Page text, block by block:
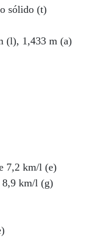
sólido (t)
(l), 1,433 m (a)
7,2 km/l (e)
8,9 km/l (g)